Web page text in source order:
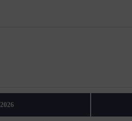
2026